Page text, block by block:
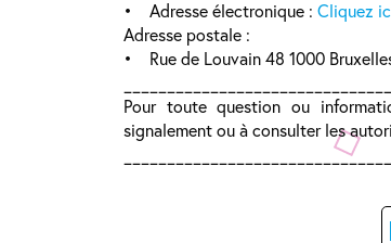
• Adresse électronique : Cliquez
Adresse postale :
• Rue de Louvain 48 1000
Pour toute question ou
signalement ou à consulter les